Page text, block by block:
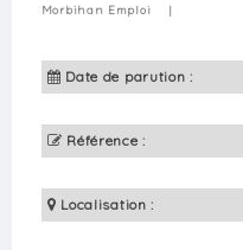
Morbihan Emploi |
Date de parution :
Référence :
Localisation :